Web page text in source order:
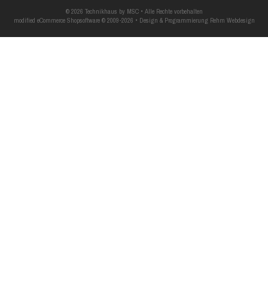
© 2026 Technikhaus by MSC • Alle Rechte vorbehalten
modified eCommerce Shopsoftware © 2009-2026 • Design & Programmierung Rehm Webdesign